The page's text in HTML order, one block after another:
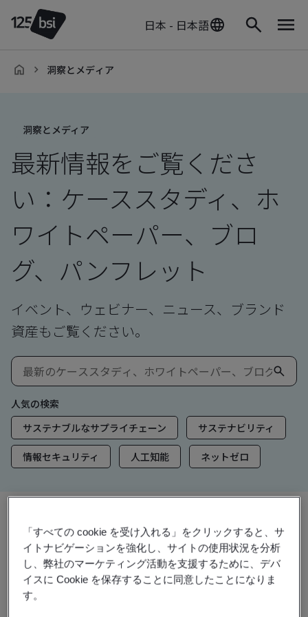
日本 - 日本語
洞察とメディア
洞察とメディア
最新情報をご覧くださ
い：ケーススタディ、ホ
ワイトペーパー、ブロ
グ、パンフレット
イベント、ウェビナー、ニュース、ブランド
資産もご覧ください。
人気の検索
サステナブルなサプライチェーン
サステナビリティ
情報セキュリティ 人工知能 ネットゼロ
洞察とメディア
トレンド洞察
「すべての cookie を受け入れる」をクリックすると、サ
イトナビゲーションを強化し、サイトの使用状況を分析
し、弊社のマーケティング活動を支援するために、デバ
イスに Cookie を保存することに同意したことになりま
す。